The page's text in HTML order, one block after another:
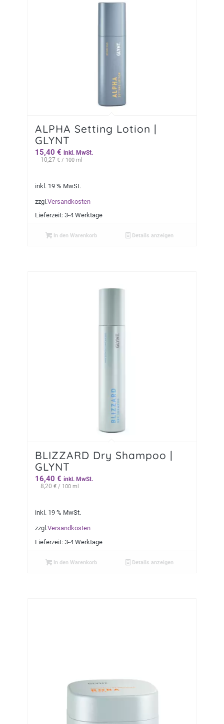
ALPHA Setting Lotion |
GLYNT
15,40 € inkl. MwSt.
10,27 €/ 100 ml
inkl. 19 % MwSt.
zzgl.Versandkosten
Lieferzeit: 3-4 Werktage
In den Warenkorb Details anzeigen
BLIZZARD Dry Shampoo |
GLYNT
16,40 € inkl. MwSt.
8,20 €/ 100 ml
inkl. 19 % MwSt.
zzgl.Versandkosten
Lieferzeit: 3-4 Werktage
In den Warenkorb Details anzeigen